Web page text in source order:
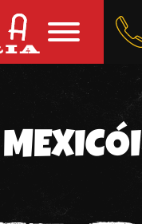
MEXICÓI